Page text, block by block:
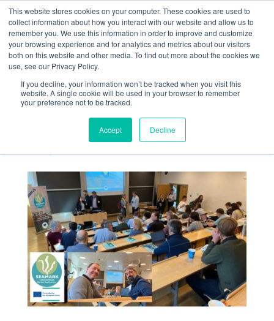
This website stores cookies on your computer. These cookies are used to
collect information about how you interact with our website and allow us to
remember you. We use this information in order to improve and customize
your browsing experience and for analytics and metrics about our visitors
both on this website and other media. To find out more about the cookies we
use, see our Privacy Policy.
If you decline, your information won’t be tracked when you visit this
website. A single cookie will be used in your browser to remember
your preference not to be tracked.
Accept Decline
ALGAIA PARTICIPE À
LA RÉUNION
ANNUELLE SEAMARK